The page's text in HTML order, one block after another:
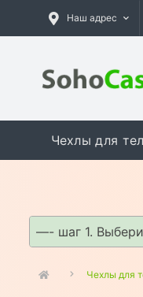
Наш адрес
Чехлы для
—- шаг 1.
Чехлы для